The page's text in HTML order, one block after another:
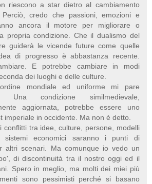
riescono a star dietro al cambiamento
Perciò, credo che passioni, emozioni e
ancora il motore per migliorare o
propria condizione. Che il dualismo del
guiderà le vicende future come quelle
di progresso è abbastanza recente.
E potrebbe cambiare in modi
dei luoghi e delle culture.
mondiale ed uniforme mi pare
Una condizione similmedievale,
aggiornata, potrebbe essere uno
imperiale in occidente. Ma non è detto.
conflitti tra idee, culture, persone, modelli
sistemi economici saranno i punti di
altri scenari. Ma comunque io vedo un
di discontinuità tra il nostro oggi ed il
Spero in meglio, ma molti dei miei più
sono pessimisti perché si basano